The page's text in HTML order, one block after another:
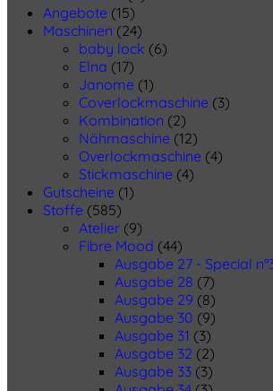
Angebote (15)
Maschinen (24)
baby lock (6)
Elna (17)
Janome (1)
Coverlockmaschine (3)
Kombination (2)
Nähmaschine (12)
Overlockmaschine (4)
Stickmaschine (4)
Gutscheine (1)
Stoffe (585)
Atelier (9)
Fibre Mood (44)
Ausgabe 27 - Special
Ausgabe 28 (7)
Ausgabe 29 (8)
Ausgabe 30 (9)
Ausgabe 31 (3)
Ausgabe 32 (2)
Ausgabe 33 (3)